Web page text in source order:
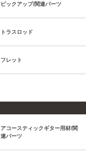
ピックアップ/関連パーツ
トラスロッド
フレット
アコースティックギター用材/関
連パーツ